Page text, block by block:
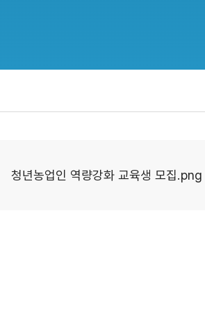
청년농업인 역량강화 교육생 모집.png